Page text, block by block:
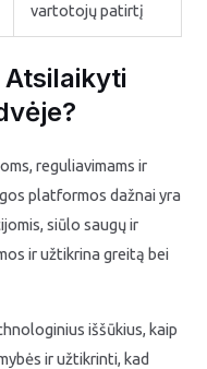
vartotojų patirtį
reguliavimams ir
platformos dažnai yra
siūlo saugų ir
ir užtikrina greitą bei
iššūkius, kaip
ir užtikrinti, kad